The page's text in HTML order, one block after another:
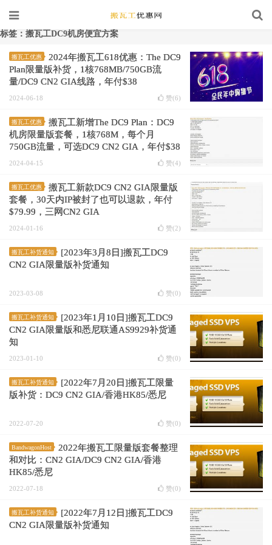
标签：搬瓦工DC9机房便宜方案
搬瓦工优惠
2024年搬瓦工618优惠：The DC9
Plan限量版补货，1核768MB/750GB流
量/DC9 CN2 GIA线路，年付$38
2024-06-18 赞(6)
搬瓦工优惠
搬瓦工新增The DC9 Plan：DC9
机房限量版套餐，1核768M，每个月
750GB流量，可选DC9 CN2 GIA，年付$38
2024-04-15 赞(4)
搬瓦工优惠
搬瓦工新款DC9 CN2 GIA限量版
套餐，30天内IP被封了也可以退款，年付
$79.99，三网CN2 GIA
2024-01-16 赞(2)
搬瓦工补货通知
[2023年3月8日]搬瓦工DC9
CN2 GIA限量版补货通知
2023-03-08 赞(0)
搬瓦工补货通知
[2023年1月10日]搬瓦工DC9
CN2 GIA限量版和悉尼联通AS9929补货通
知
2023-01-10 赞(0)
搬瓦工补货通知
[2022年7月20日]搬瓦工限量
版补货：DC9 CN2 GIA/香港HK85/悉尼
2022-07-20 赞(0)
BandwagonHost
2022年搬瓦工限量版套餐整理
和对比：CN2 GIA/DC9 CN2 GIA/香港
HK85/悉尼
2022-07-18 赞(0)
搬瓦工补货通知
[2022年7月12日]搬瓦工DC9
CN2 GIA限量版补货通知